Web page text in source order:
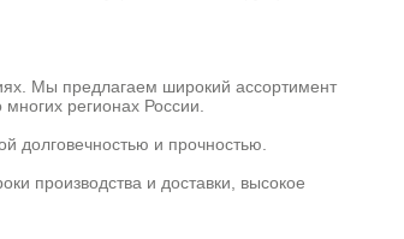
Мы предлагаем широкий ассортимент
регионах России.
долговечностью и прочностью.
производства и доставки, высокое